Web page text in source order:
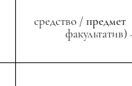
средство / предмет
факультатив)